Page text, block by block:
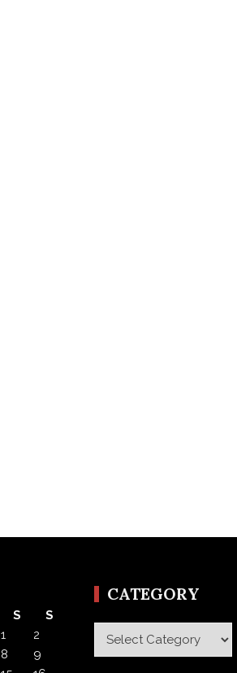
S
S
1
2
8
9
CATEGORY
Category